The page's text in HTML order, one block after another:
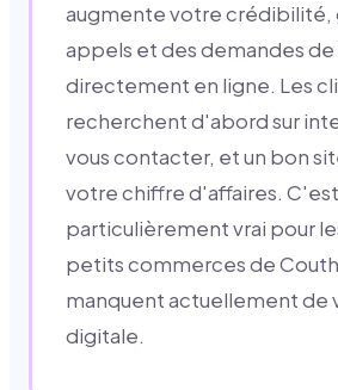
augmente votre crédibilité,
appels et des demandes de
directement en ligne. Les
recherchent d'abord sur
vous contacter, et un bon
votre chiffre d'affaires. C'est
particulièrement vrai pour
petits commerces de
manquent actuellement de
digitale.